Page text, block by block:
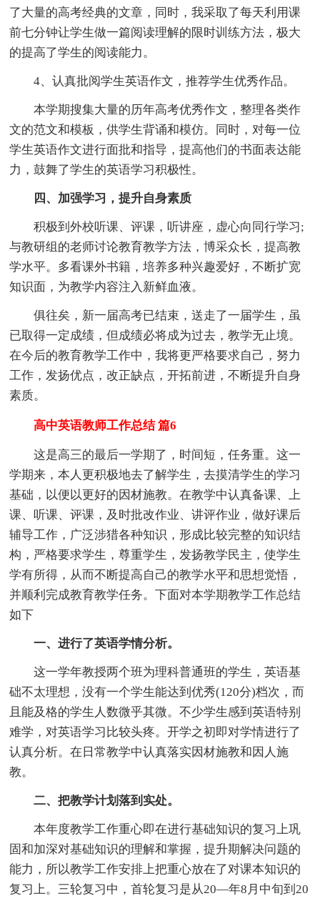
了大量的高考经典的文章，同时，我采取了每天利用课
前七分钟让学生做一篇阅读理解的限时训练方法，极大
的提高了学生的阅读能力。
4、认真批阅学生英语作文，推荐学生优秀作品。
本学期搜集大量的历年高考优秀作文，整理各类作
文的范文和模板，供学生背诵和模仿。同时，对每一位
学生英语作文进行面批和指导，提高他们的书面表达能
力，鼓舞了学生的英语学习积极性。
四、加强学习，提升自身素质
积极到外校听课、评课，听讲座，虚心向同行学习;
与教研组的老师讨论教育教学方法，博采众长，提高教
学水平。多看课外书籍，培养多种兴趣爱好，不断扩宽
知识面，为教学内容注入新鲜血液。
俱往矣，新一届高考已结束，送走了一届学生，虽
已取得一定成绩，但成绩必将成为过去，教学无止境。
在今后的教育教学工作中，我将更严格要求自己，努力
工作，发扬优点，改正缺点，开拓前进，不断提升自身
素质。
高中英语教师工作总结 篇6
这是高三的最后一学期了，时间短，任务重。这一
学期来，本人更积极地去了解学生，去摸清学生的学习
基础，以便以更好的因材施教。在教学中认真备课、上
课、听课、评课，及时批改作业、讲评作业，做好课后
辅导工作，广泛涉猎各种知识，形成比较完整的知识结
构，严格要求学生，尊重学生，发扬教学民主，使学生
学有所得，从而不断提高自己的教学水平和思想觉悟，
并顺利完成教育教学任务。下面对本学期教学工作总结
如下
一、进行了英语学情分析。
这一学年教授两个班为理科普通班的学生，英语基
础不太理想，没有一个学生能达到优秀(120分)档次，而
且能及格的学生人数微乎其微。不少学生感到英语特别
难学，对英语学习比较头疼。开学之初即对学情进行了
认真分析。在日常教学中认真落实因材施教和因人施
教。
二、把教学计划落到实处。
本年度教学工作重心即在进行基础知识的复习上巩
固和加深对基础知识的理解和掌握，提升期解决问题的
能力，所以教学工作安排上把重心放在了对课本知识的
复习上。三轮复习中，首轮复习是从20—年8月中旬到20